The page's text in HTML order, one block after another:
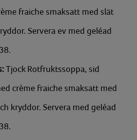
fraiche smaksatt med slät
Servera ev med geléad
Tjock Rotfruktssoppa, sid
crème fraiche smaksatt med
kryddor. Servera med geléad